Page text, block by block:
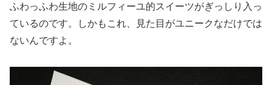
ふわっふわ生地のミルフィーユ的スイーツがぎっしり入っ
ているのです。しかもこれ、見た目がユニークなだけでは
ないんですよ。